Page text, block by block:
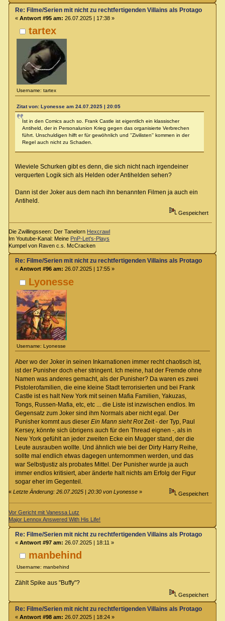
tartex
Username: tartex
Re: Filme/Serien mit nicht zu rechtfertigenden Villains als Protagonisten?
« Antwort #95 am: 26.07.2025 | 17:38 »
Zitat von: Lyonesse am 24.07.2025 | 20:05
Ist in den Comics auch so. Frank Castle ist eigentlich ein klassischer
Antiheld, der in Personalunion Krieg gegen das organisierte Verbrechen
führt. Unschuldigen hilft er für gewöhnlich und ''Zivilisten'' kommen in der
Regel auch nicht zu Schaden.
Wieviele Schurken gibt es denn, die sich nicht nach irgendeiner
verquerten Logik sich als Helden oder Antihelden sehen?
Dann ist der Joker aus dem nach ihn benannten Filmen ja auch ein
Antiheld.
Gespeichert
Die Zwillingsseen: Der Tanelorn Hexcrawl
Im Youtube-Kanal: Meine PnP-Let's-Plays
Kumpel von Raven c.s. McCracken
Lyonesse
Username: Lyonesse
Re: Filme/Serien mit nicht zu rechtfertigenden Villains als Protagonisten?
« Antwort #96 am: 26.07.2025 | 17:55 »
Aber wo der Joker in seinen Inkarnationen immer recht chaotisch ist,
ist der Punisher doch eher stringent. Ich meine, hat der Fremde ohne
Namen was anderes gemacht, als der Punisher? Da waren es zwei
Pistolerofamilien, die eine kleine Stadt terrorisierten und bei Frank
Castle ist es halt New York mit seinen Mafia Familien, Yakuzas,
Tongs, Russen-Mafia, etc, etc ... die Liste ist inzwischen endlos. Im
Gegensatz zum Joker sind ihm Normals aber nicht egal. Der
Punisher kommt aus dieser Ein Mann sieht RotZeit - der Typ, Paul
Kersey, könnte sich übrigens auch für den Thread eignen -, als in
New York gefühlt an jeder zweiten Ecke ein Mugger stand, der die
Leute ausrauben wollte. Und ähnlich wie bei der Dirty Harry Reihe,
sollte mal endlich etwas dagegen unternommen werden, und das
war Selbstjustiz als probates Mittel. Der Punisher wurde ja auch
immer endlos kritisiert, aber änderte halt nichts am Erfolg der Figur
sogar eher im Gegenteil.
«Letzte Änderung: 26.07.2025 | 20:30 von Lyonesse » Gespeichert
Vor Gericht mit Vanessa Lutz
Major Lennox Answered With His Life!
manbehind
Username: manbehind
Re: Filme/Serien mit nicht zu rechtfertigenden Villains als Protagonisten?
« Antwort #97 am: 26.07.2025 | 18:11 »
Zählt Spike aus "Buffy"?
Gespeichert
Re: Filme/Serien mit nicht zu rechtfertigenden Villains als Protagonisten?
« Antwort #98 am: 26.07.2025 | 18:24 »